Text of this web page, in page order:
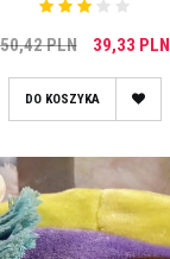
50,42 PLN 39,33 PLN
DO KOSZYKA